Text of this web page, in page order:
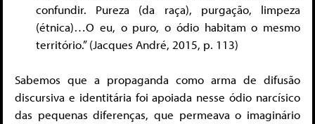
confundir. Pureza (da raça), purgação, limpeza
(étnica)…O eu, o puro, o ódio habitam o mesmo
território.” (Jacques André, 2015, p. 113)
Sabemos que a propaganda como arma de difusão
discursiva e identitária foi apoiada nesse ódio narcísico
das pequenas diferenças, que permeava o imaginário